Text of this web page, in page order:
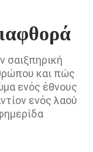
σαιξπηρική
και πώς
ενός έθνους
ενός λαού